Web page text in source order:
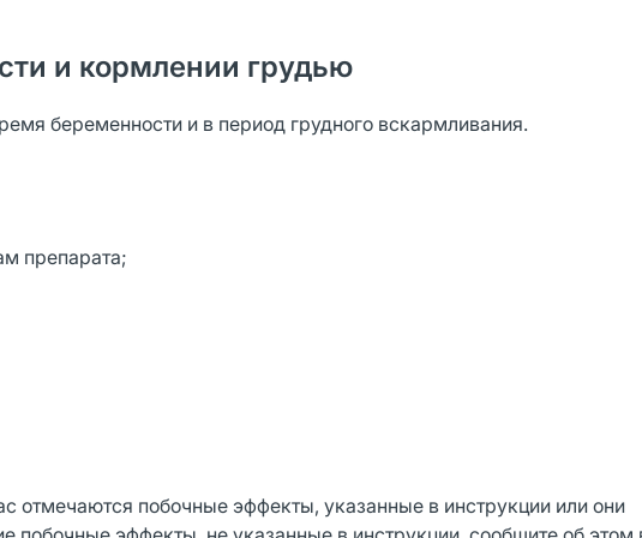
и кормлении грудью
беременности и в период грудного вскармливания.
препарата;
отмечаются побочные эффекты, указанные в инструкции или они